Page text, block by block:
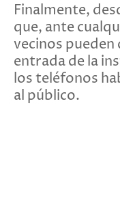
Finalmente,
que, ante
vecinos pueden
entrada de la
los teléfonos
al público.